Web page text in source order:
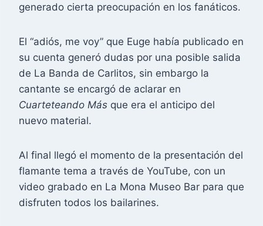
generado cierta preocupación en los fanáticos.
El “adiós, me voy” que Euge había publicado en
su cuenta generó dudas por una posible salida
de La Banda de Carlitos, sin embargo la
cantante se encargó de aclarar en
Cuarteteando Más que era el anticipo del
nuevo material.
Al final llegó el momento de la presentación del
flamante tema a través de YouTube, con un
video grabado en La Mona Museo Bar para que
disfruten todos los bailarines.